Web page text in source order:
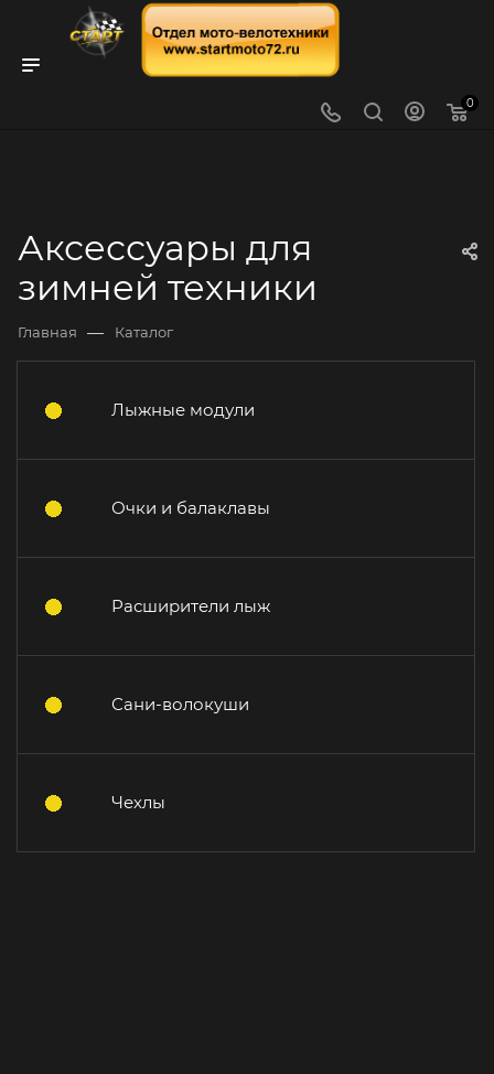
0
Аксессуары для
зимней техники
Главная — Каталог
Лыжные модули
Очки и балаклавы
Расширители лыж
Сани-волокуши
Чехлы